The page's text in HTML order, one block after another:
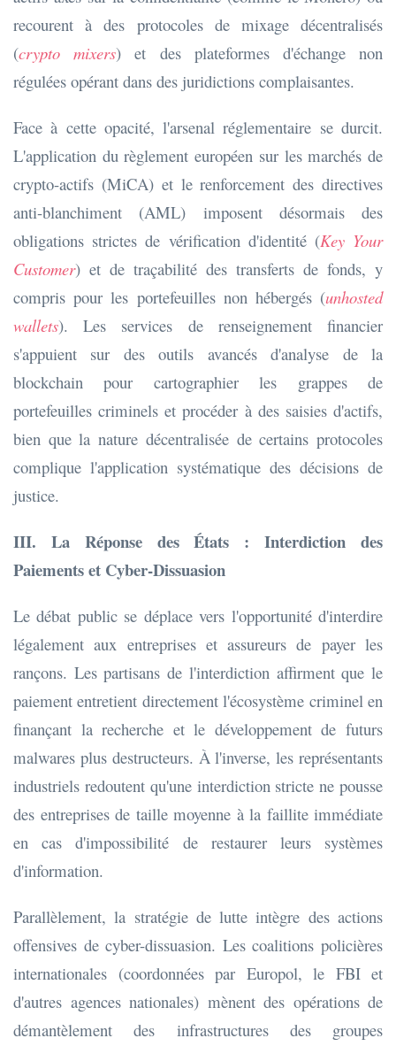
recourent à des protocoles de mixage décentralisés
(crypto mixers) et des plateformes d'échange non
régulées opérant dans des juridictions complaisantes.
Face à cette opacité, l'arsenal réglementaire se durcit.
L'application du règlement européen sur les marchés de
crypto-actifs (MiCA) et le renforcement des directives
anti-blanchiment (AML) imposent désormais des
obligations strictes de vérification d'identité (Key Your
Customer) et de traçabilité des transferts de fonds, y
compris pour les portefeuilles non hébergés (unhosted
wallets). Les services de renseignement financier
s'appuient sur des outils avancés d'analyse de la
blockchain pour cartographier les grappes de
portefeuilles criminels et procéder à des saisies d'actifs,
bien que la nature décentralisée de certains protocoles
complique l'application systématique des décisions de
justice.
III. La Réponse des États : Interdiction des
Paiements et Cyber-Dissuasion
Le débat public se déplace vers l'opportunité d'interdire
légalement aux entreprises et assureurs de payer les
rançons. Les partisans de l'interdiction affirment que le
paiement entretient directement l'écosystème criminel en
finançant la recherche et le développement de futurs
malwares plus destructeurs. À l'inverse, les représentants
industriels redoutent qu'une interdiction stricte ne pousse
des entreprises de taille moyenne à la faillite immédiate
en cas d'impossibilité de restaurer leurs systèmes
d'information.
Parallèlement, la stratégie de lutte intègre des actions
offensives de cyber-dissuasion. Les coalitions policières
internationales (coordonnées par Europol, le FBI et
d'autres agences nationales) mènent des opérations de
démantèlement des infrastructures des groupes